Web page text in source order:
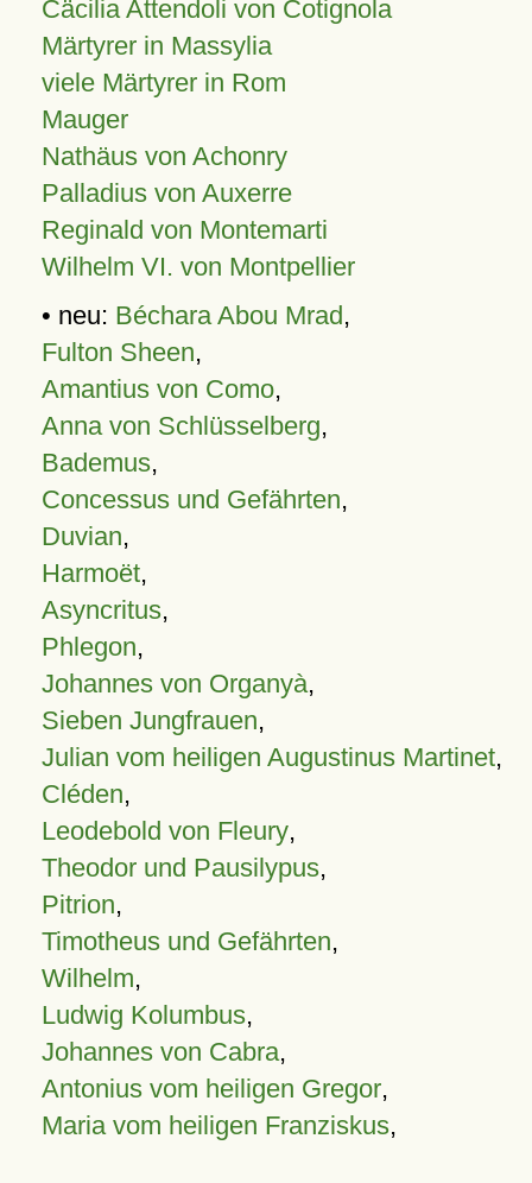
Cäcilia Attendoli von Cotignola
Märtyrer in Massylia
viele Märtyrer in Rom
Mauger
Nathäus von Achonry
Palladius von Auxerre
Reginald von Montemarti
Wilhelm VI. von Montpellier
• neu: Béchara Abou Mrad,
Fulton Sheen,
Amantius von Como,
Anna von Schlüsselberg,
Bademus,
Concessus und Gefährten,
Duvian,
Harmoët,
Asyncritus,
Phlegon,
Johannes von Organyà,
Sieben Jungfrauen,
Julian vom heiligen Augustinus Martinet,
Cléden,
Leodebold von Fleury,
Theodor und Pausilypus,
Pitrion,
Timotheus und Gefährten,
Wilhelm,
Ludwig Kolumbus,
Johannes von Cabra,
Antonius vom heiligen Gregor,
Maria vom heiligen Franziskus,